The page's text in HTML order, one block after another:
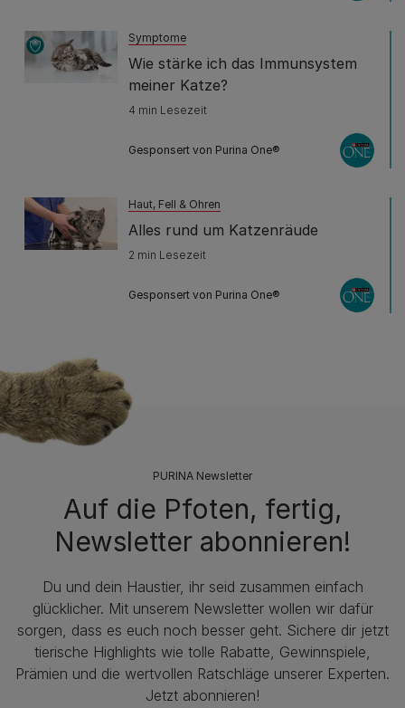
Symptome
Wie stärke ich das Immunsystem
meiner Katze?
4 min Lesezeit
Gesponsert von Purina One®
Haut, Fell & Ohren
Alles rund um Katzenräude
2 min Lesezeit
Gesponsert von Purina One®
PURINA Newsletter
Auf die Pfoten, fertig,
Newsletter abonnieren!
Du und dein Haustier, ihr seid zusammen einfach
glücklicher. Mit unserem Newsletter wollen wir dafür
sorgen, dass es euch noch besser geht. Sichere dir jetzt
tierische Highlights wie tolle Rabatte, Gewinnspiele,
Prämien und die wertvollen Ratschläge unserer Experten.
Jetzt abonnieren!